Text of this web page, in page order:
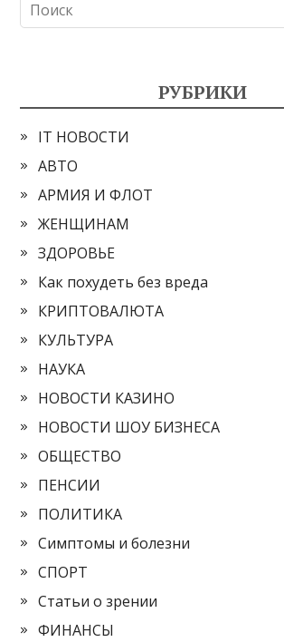
РУБРИКИ
IT НОВОСТИ
АВТО
АРМИЯ И ФЛОТ
ЖЕНЩИНАМ
ЗДОРОВЬЕ
Как похудеть без вреда
КРИПТОВАЛЮТА
КУЛЬТУРА
НАУКА
НОВОСТИ КАЗИНО
НОВОСТИ ШОУ БИЗНЕСА
ОБЩЕСТВО
ПЕНСИИ
ПОЛИТИКА
Симптомы и болезни
СПОРТ
Статьи о зрении
ФИНАНСЫ